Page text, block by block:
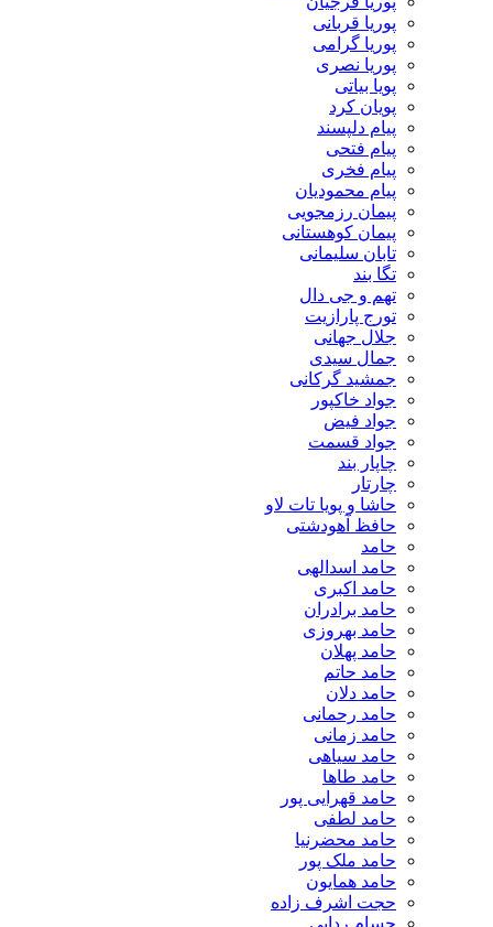
پوریا قربانی
پوریا گرامی
پوریا نصری
پویا بیاتی
پویان کرد
پیام دلپسند
پیام فتحی
پیام فخری
پیام محمودیان
پیمان رزمجویی
پیمان کوهستانی
تابان سلیمانی
تگا بند
تهم و جی دال
تورج پارازیت
جلال جهانی
جمال سیدی
جمشید گرکانی
جواد خاکپور
جواد فیض
جواد قسمت
چاپار بند
چارتار
حاشا و پویا تات لاو
حافظ آهودشتی
حامد
حامد اسدالهی
حامد اکبری
حامد برادران
حامد بهروزی
حامد پهلان
حامد حاتم
حامد دلان
حامد رحمانی
حامد زمانی
حامد سیاهی
حامد طاها
حامد قهرایی پور
حامد لطفی
حامد محضرنیا
حامد ملک پور
حامد همایون
حجت اشرف زاده
حسام ردایی